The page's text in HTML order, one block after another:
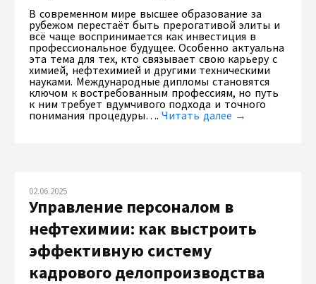
В современном мире высшее образование за
рубежом перестаёт быть прерогативой элиты и
всё чаще воспринимается как инвестиция в
профессиональное будущее. Особенно актуальна
эта тема для тех, кто связывает свою карьеру с
химией, нефтехимией и другими техническими
науками. Международные дипломы становятся
ключом к востребованным профессиям, но путь
к ним требует вдумчивого подхода и точного
понимания процедуры….Читать далее →
02.06.2025
Управление персоналом в
нефтехимии: как выстроить
эффективную систему
кадрового делопроизводства